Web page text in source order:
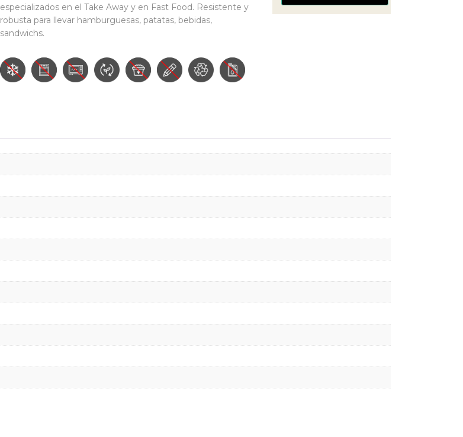
especializados en el Take Away y en Fast Food. Resistente y
robusta para llevar hamburguesas, patatas, bebidas,
sandwichs.